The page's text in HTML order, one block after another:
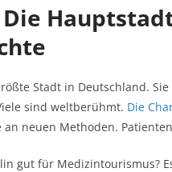
Stadt in Deutschland.
sind weltberühmt. Die
an neuen Methoden.
gut für Medizintourismus?